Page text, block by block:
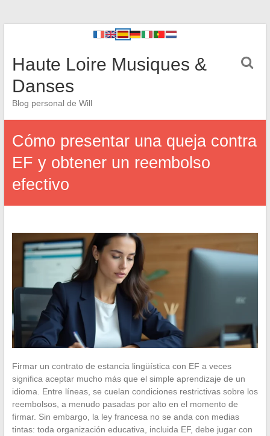
Haute Loire Musiques &
Danses
Blog personal de Will
Cómo presentar una queja contra
EF y obtener un reembolso
efectivo
Firmar un contrato de estancia lingüística con EF a veces
significa aceptar mucho más que el simple aprendizaje de un
idioma. Entre líneas, se cuelan condiciones restrictivas sobre los
reembolsos, a menudo pasadas por alto en el momento de
firmar. Sin embargo, la ley francesa no se anda con medias
tintas: toda organización educativa, incluida EF, debe jugar con